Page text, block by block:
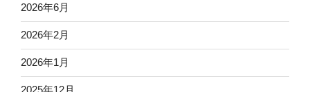
2026年6月
2026年2月
2026年1月